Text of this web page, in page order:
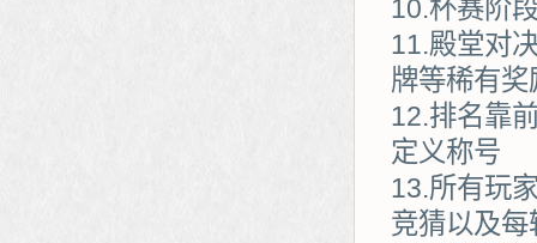
10.杯赛阶
11.殿堂对
牌等稀有奖
12.排名靠
定义称号
13.所有玩
竞猜以及